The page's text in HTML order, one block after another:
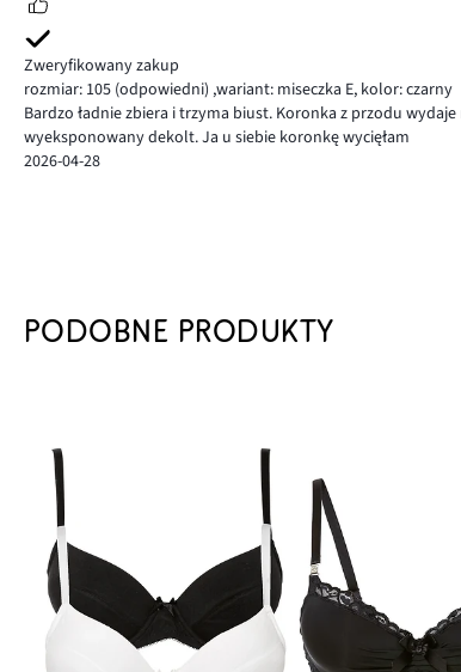
Zweryfikowany zakup
rozmiar: 105 (odpowiedni) ,wariant: miseczka E, kolor: czarny
Bardzo ładnie zbiera i trzyma biust. Koronka z przodu
wyeksponowany dekolt. Ja u siebie koronkę wycięłam
2026-04-28
PODOBNE PRODUKTY